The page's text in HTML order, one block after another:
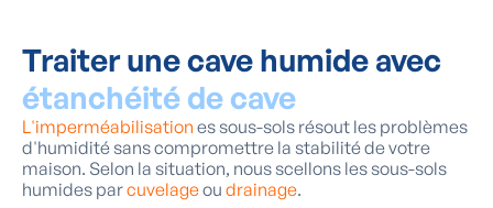
Traiter une cave humide avec
étanchéité de cave
L'imperméabilisation es sous-sols résout les problèmes
d'humidité sans compromettre la stabilité de votre
maison. Selon la situation, nous scellons les sous-sols
humides parcuvelageou drainage.